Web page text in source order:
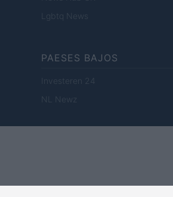
Lgbtq News
PAESES BAJOS
Investeren 24
NL Newz